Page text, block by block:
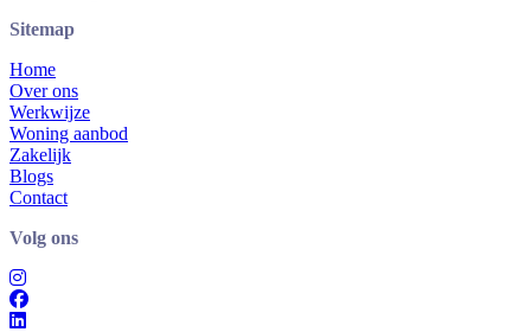
Sitemap
Home
Over ons
Werkwijze
Woning aanbod
Zakelijk
Blogs
Contact
Volg ons